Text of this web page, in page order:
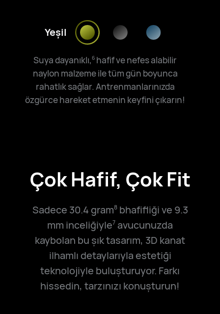
Yeşil
Suya dayanıklı,6 hafif ve nefes alabilir
naylon malzeme ile tüm gün boyunca
rahatlık sağlar. Antrenmanlarınızda
özgürce hareket etmenin keyfini çıkarın!
Çok Hafif, Çok Fit
Sadece 30.4 gram8bhafifliği ve 9.3
mm inceliğiyle7 avucunuzda
kaybolan bu şık tasarım, 3D kanat
ilhamlı detaylarıyla estetiği
teknolojiyle buluşturuyor. Farkı
hissedin, tarzınızı konuşturun!